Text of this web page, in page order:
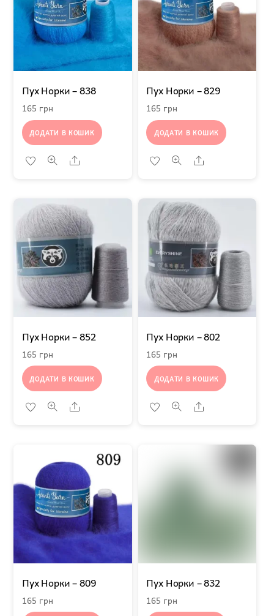
Пух Норки – 838
165 грн
ДОДАТИ В КОШИК
Share
Пух Норки – 829
165 грн
ДОДАТИ В КОШИК
Share
Пух Норки – 852
165 грн
ДОДАТИ В КОШИК
Share
Пух Норки – 802
165 грн
ДОДАТИ В КОШИК
Share
Пух Норки – 809
165 грн
Пух Норки – 832
165 грн